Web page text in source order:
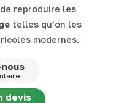
reproduire les
telles qu’on les
modernes.
devis